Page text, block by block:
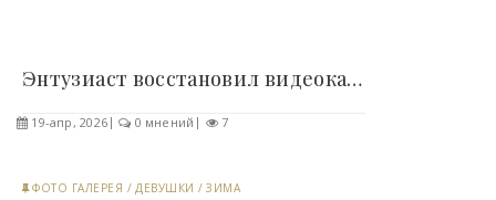
Энтузиаст восстановил видеокарту необычным..
19-апр, 2026 0 мнений 7
ФОТО ГАЛЕРЕЯ /ДЕВУШКИ /ЗИМА